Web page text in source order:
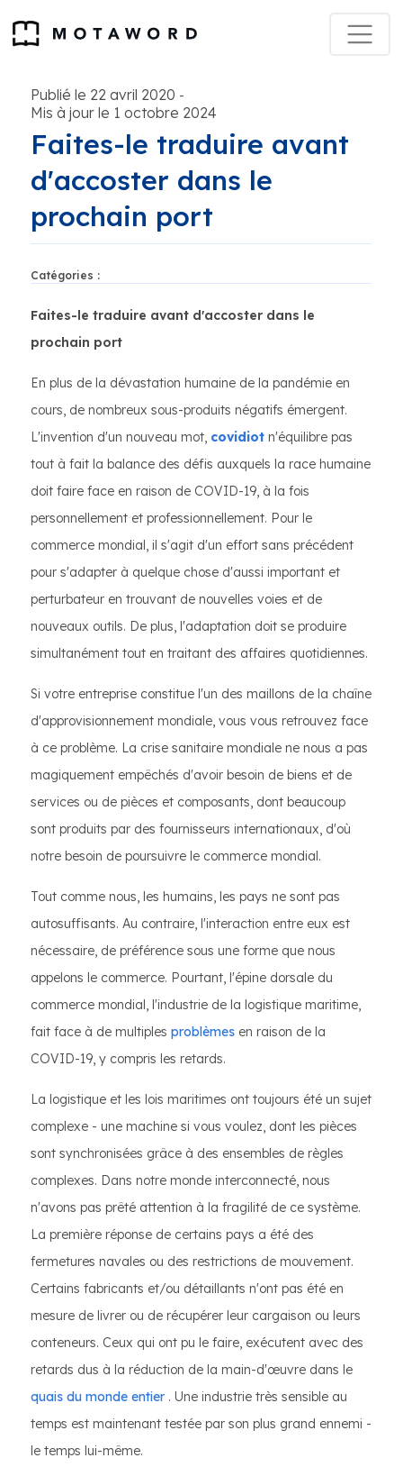
Publié le 22 avril 2020 -
Mis à jour le 1 octobre 2024
Faites-le traduire avant
d'accoster dans le
prochain port
Catégories :
Faites-le traduire avant d'accoster dans le
prochain port
En plus de la dévastation humaine de la pandémie en
cours, de nombreux sous-produits négatifs émergent.
L'invention d'un nouveau mot, covidiot n'équilibre pas
tout à fait la balance des défis auxquels la race humaine
doit faire face en raison de COVID-19, à la fois
personnellement et professionnellement. Pour le
commerce mondial, il s'agit d'un effort sans précédent
pour s'adapter à quelque chose d'aussi important et
perturbateur en trouvant de nouvelles voies et de
nouveaux outils. De plus, l'adaptation doit se produire
simultanément tout en traitant des affaires quotidiennes.
Si votre entreprise constitue l'un des maillons de la chaîne
d'approvisionnement mondiale, vous vous retrouvez face
à ce problème. La crise sanitaire mondiale ne nous a pas
magiquement empêchés d'avoir besoin de biens et de
services ou de pièces et composants, dont beaucoup
sont produits par des fournisseurs internationaux, d'où
notre besoin de poursuivre le commerce mondial.
Tout comme nous, les humains, les pays ne sont pas
autosuffisants. Au contraire, l'interaction entre eux est
nécessaire, de préférence sous une forme que nous
appelons le commerce. Pourtant, l'épine dorsale du
commerce mondial, l'industrie de la logistique maritime,
fait face à de multiples problèmes en raison de la
COVID-19, y compris les retards.
La logistique et les lois maritimes ont toujours été un sujet
complexe - une machine si vous voulez, dont les pièces
sont synchronisées grâce à des ensembles de règles
complexes. Dans notre monde interconnecté, nous
n'avons pas prêté attention à la fragilité de ce système.
La première réponse de certains pays a été des
fermetures navales ou des restrictions de mouvement.
Certains fabricants et/ou détaillants n'ont pas été en
mesure de livrer ou de récupérer leur cargaison ou leurs
conteneurs. Ceux qui ont pu le faire, exécutent avec des
retards dus à la réduction de la main-d'œuvre dans le
quais du monde entier . Une industrie très sensible au
temps est maintenant testée par son plus grand ennemi -
le temps lui-même.